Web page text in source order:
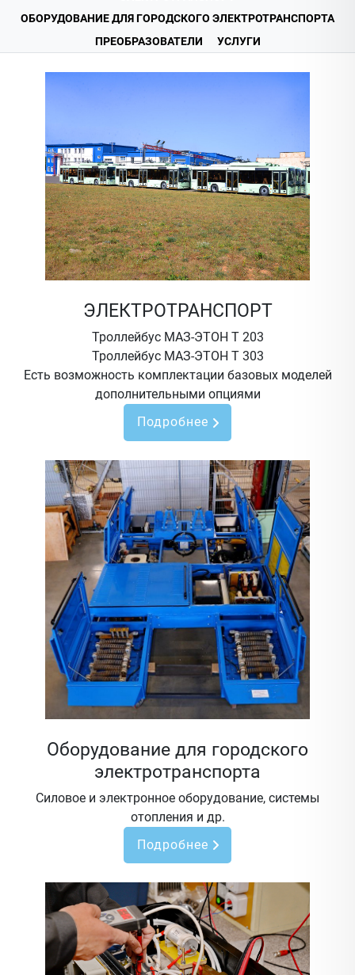
ОБОРУДОВАНИЕ ДЛЯ ГОРОДСКОГО ЭЛЕКТРОТРАНСПОРТА
ПРЕОБРАЗОВАТЕЛИ
УСЛУГИ
ЭЛЕКТРОТРАНСПОРТ
Троллейбус МАЗ-ЭТОН Т 203
Троллейбус МАЗ-ЭТОН Т 303
Есть возможность комплектации базовых моделей
дополнительными опциями
Подробнее
Оборудование для городского
электротранспорта
Силовое и электронное оборудование, системы
отопления и др.
Подробнее